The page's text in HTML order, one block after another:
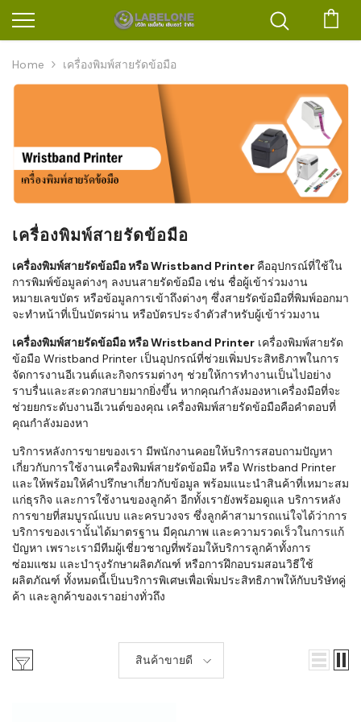
Home เครื่องพิมพ์สายรัดข้อมือ
เครื่องพิมพ์สายรัดข้อมือ
เครื่องพิมพ์สายรัดข้อมือ หรือ Wristband Printer คืออุปกรณ์ที่ใช้ใน
การพิมพ์ข้อมูลต่างๆ ลงบนสายรัดข้อมือ เช่น ชื่อผู้เข้าร่วมงาน
หมายเลขบัตร หรือข้อมูลการเข้าถึงต่างๆ ซึ่งสายรัดข้อมือที่พิมพ์ออกมา
จะทำหน้าที่เป็นบัตรผ่าน หรือบัตรประจำตัวสำหรับผู้เข้าร่วมงาน
เครื่องพิมพ์สายรัดข้อมือ หรือ Wristband Printer เครื่องพิมพ์สายรัด
ข้อมือ Wristband Printer เป็นอุปกรณ์ที่ช่วยเพิ่มประสิทธิภาพในการ
จัดการงานอีเวนต์และกิจกรรมต่างๆ ช่วยให้การทำงานเป็นไปอย่าง
ราบรื่นและสะดวกสบายมากยิ่งขึ้น หากคุณกำลังมองหาเครื่องมือที่จะ
ช่วยยกระดับงานอีเวนต์ของคุณ เครื่องพิมพ์สายรัดข้อมือคือคำตอบที่
คุณกำลังมองหา
บริการหลังการขายของเรา มีพนักงานคอยให้บริการสอบถามปัญหา
เกี่ยวกับการใช้งานเครื่องพิมพ์สายรัดข้อมือ หรือ Wristband Printer
และให้พร้อมให้คำปรึกษาเกี่ยวกับข้อมูล พร้อมแนะนำสินค้าที่เหมาะสม
แก่ธุรกิจ และการใช้งานของลูกค้า อีกทั้งเรายังพร้อมดูแล บริการหลัง
การขายที่สมบูรณ์แบบ และครบวงจร ซึ่งลูกค้าสามารถแน่ใจได้ว่าการ
บริการของเรานั้นได้มาตรฐาน มีคุณภาพ และความรวดเร็วในการแก้
ปัญหา เพราะเรามีทีมผู้เชี่ยวชาญที่พร้อมให้บริการลูกค้าทั้งการ
ซ่อมแซม และบำรุงรักษาผลิตภัณฑ์ หรือการฝึกอบรมสอนวิธีใช้
ผลิตภัณฑ์ ทั้งหมดนี้เป็นบริการพิเศษเพื่อเพิ่มประสิทธิภาพให้กับบริษัทคู่
ค้า และลูกค้าของเราอย่างทั่วถึง
สินค้าขายดี